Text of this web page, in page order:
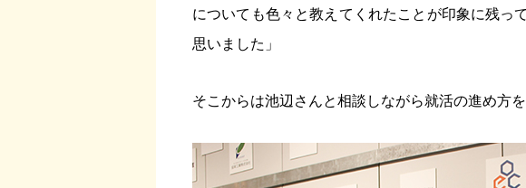
についても色々と教えてくれたことが印象に残っ
思いました」
そこからは池辺さんと相談しながら就活の進め方